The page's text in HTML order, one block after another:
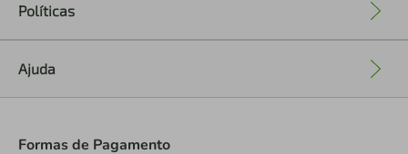
Políticas
Ajuda
Formas de Pagamento